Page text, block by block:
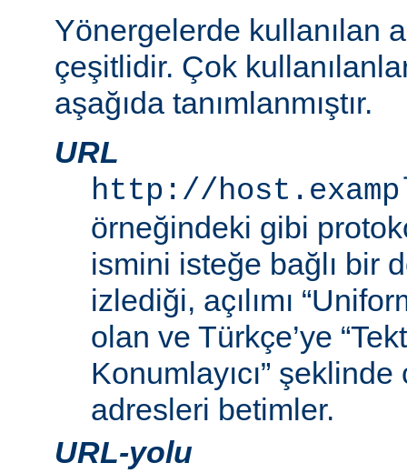
Yönergelerde kullanılan
çeşitlidir. Çok
aşağıda tanımlanmıştır.
URL
http://
örneğindeki gibi
ismini isteğe bağlı bir
izlediği, açılımı
olan ve Türkçe’ye
Konumlayıcı”
adresleri betimler.
URL-yolu